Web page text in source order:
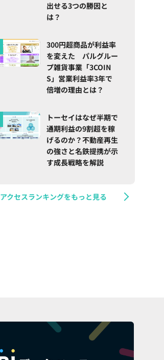
出せる3つの勝因と
は？
300円超商品が利益率
を変えた パルグルー
プ雑貨事業「3COIN
S」営業利益率3年で
倍増の理由とは？
トーセイはなぜ半期で
通期利益の9割超を稼
げるのか？不動産再生
の強さと名鉄提携が示
す成長戦略を解説
アクセスランキングをもっと見る